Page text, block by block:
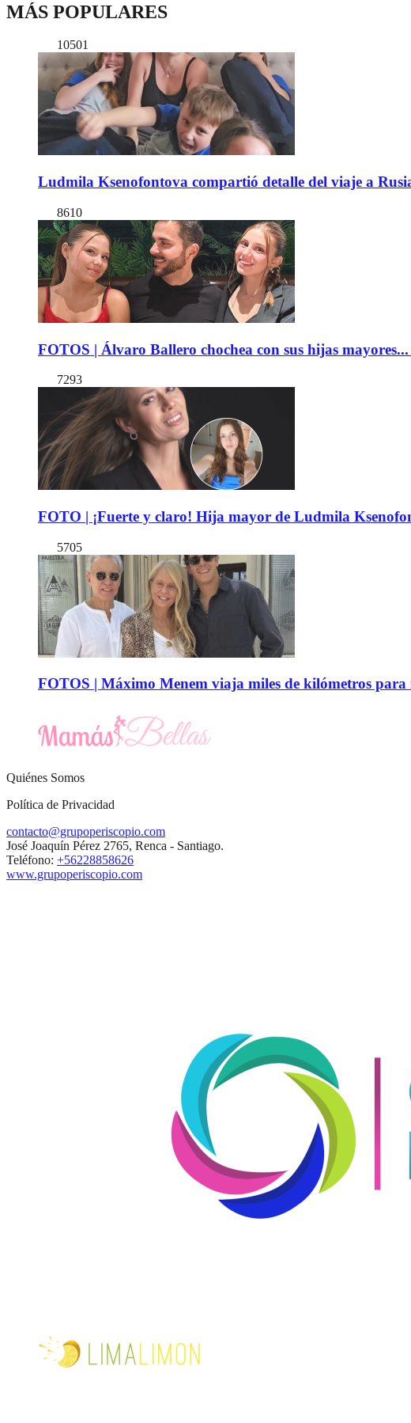
MÁS POPULARES
10501
Ludmila Ksenofontova compartió detalle del viaje a
8610
FOTOS | Álvaro Ballero chochea con sus hijas
7293
FOTO | ¡Fuerte y claro! Hija mayor de Ludmila
5705
FOTOS | Máximo Menem viaja miles de kilómetros
Quiénes Somos
Política de Privacidad
contacto@grupoperiscopio.com
José Joaquín Pérez 2765, Renca - Santiago.
Teléfono: +56228858626
www.grupoperiscopio.com